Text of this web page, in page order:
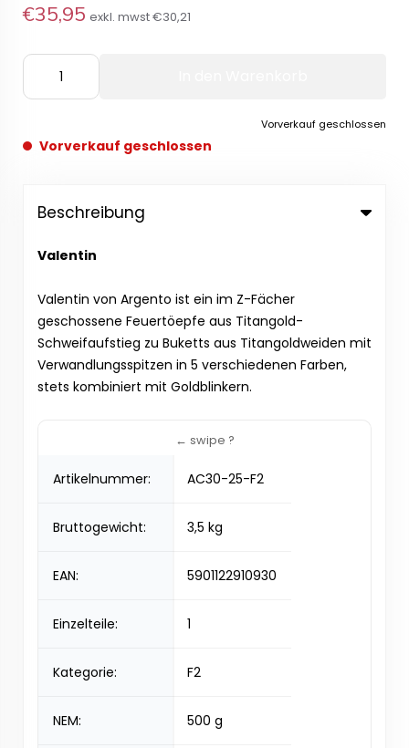
€35,95 exkl. mwst€30,21
Vorverkauf geschlossen
Vorverkauf geschlossen
Beschreibung
Valentin
Valentin von Argento ist ein im Z-Fächer
geschossene Feuertöepfe aus Titangold-
Schweifaufstieg zu Buketts aus Titangoldweiden mit
Verwandlungsspitzen in 5 verschiedenen Farben,
stets kombiniert mit Goldblinkern.
Artikelnummer: AC30-25-F2
Bruttogewicht: 3,5 kg
EAN: 5901122910930
Einzelteile: 1
Kategorie: F2
NEM: 500 g